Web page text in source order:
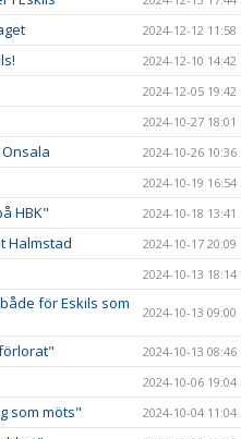
2024-12-12 11:58
2024-12-10 14:42
2024-12-05 19:42
2024-10-27 18:01
2024-10-26 10:36
2024-10-19 16:54
HBK" 2024-10-18 13:41
Halmstad 2024-10-17 20:09
2024-10-13 18:14
för Eskils som
2024-10-13 09:00
2024-10-13 08:46
2024-10-06 19:04
som möts" 2024-10-04 11:04